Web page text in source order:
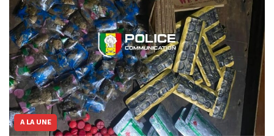
A LA UNE